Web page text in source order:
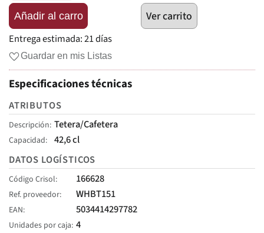
Añadir al carro Ver carrito
Entrega estimada:21 días
Guardar en mis Listas
Especificaciones técnicas
ATRIBUTOS
Descripción Tetera/Cafetera
Capacidad
42,6 cl
DATOS LOGÍSTICOS
Código Crisol 166628
Ref. proveedor WHBT151
EAN 5034414297782
Unidades por caja 4